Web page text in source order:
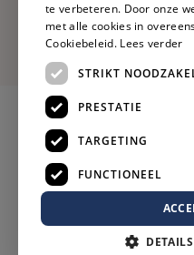
te verbeteren. Door onze
met alle cookies in
Cookiebeleid. Lees verder
STRIKT
PRESTATIE
TARGETING
FUNCTIONEEL